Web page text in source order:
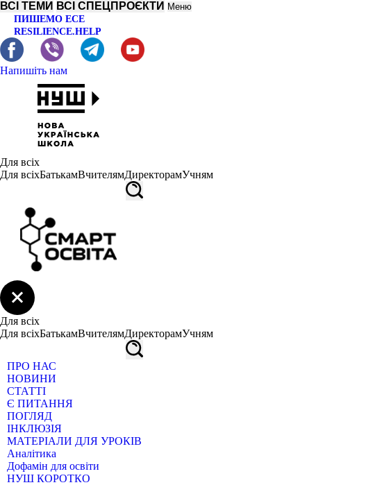
ВСІ ТЕМИ ВСІ СПЕЦПРОЄКТИ Меню
ПИШЕМО ЕСЕ
RESILIENCE.HELP
Напишіть нам
Для всіх
Для всіхБатькамВчителямДиректорамУчням
Для всіх
Для всіхБатькамВчителямДиректорамУчням
ПРО НАС
НОВИНИ
СТАТТІ
Є ПИТАННЯ
ПОГЛЯД
ІНКЛЮЗІЯ
МАТЕРІАЛИ ДЛЯ УРОКІВ
Аналітика
Дофамін для освіти
НУШ КОРОТКО